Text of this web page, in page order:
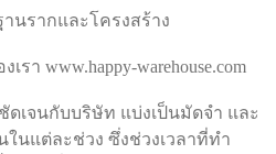
านรากและโครงสร้าง
า www.happy-warehouse.com
เจนกับบริษัท แบ่งเป็นมัดจำ และ
ในแต่ละช่วง ซึ่งช่วงเวลาที่ทำ